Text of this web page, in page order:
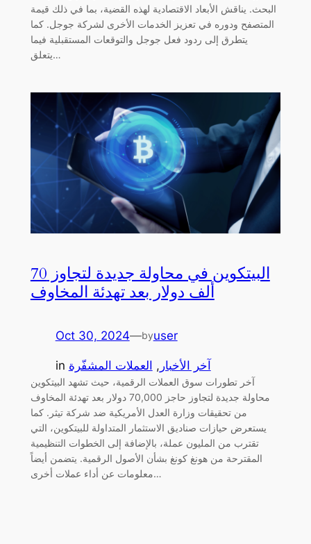
البحث. يناقش الأبعاد الاقتصادية لهذه القضية، بما في ذلك قيمة
المتصفح ودوره في تعزيز الخدمات الأخرى لشركة جوجل. كما
يتطرق إلى ردود فعل جوجل والتوقعات المستقبلية فيما
يتعلق…
البيتكوين في محاولة جديدة لتجاوز 70
ألف دولار بعد تهدئة المخاوف
Oct 30, 2024—byuser
in آخر الأخبار , العملات المشفّرة
آخر تطورات سوق العملات الرقمية، حيث تشهد البيتكوين
محاولة جديدة لتجاوز حاجز 70,000 دولار بعد تهدئة المخاوف
من تحقيقات وزارة العدل الأمريكية ضد شركة تيثر. كما
يستعرض حيازات صناديق الاستثمار المتداولة للبيتكوين، التي
تقترب من المليون عملة، بالإضافة إلى الخطوات التنظيمية
المقترحة من هونغ كونغ بشأن الأصول الرقمية. يتضمن أيضاً
معلومات عن أداء عملات أخرى…